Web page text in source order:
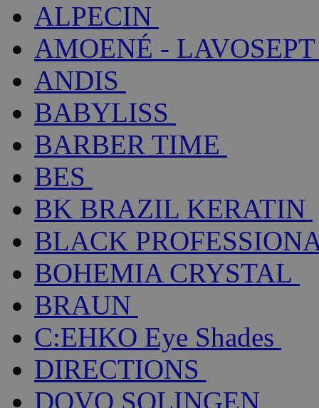
ALPECIN
AMOENÉ - LAVOSEPT
ANDIS
BABYLISS
BARBER TIME
BES
BK BRAZIL KERATIN
BLACK
BOHEMIA CRYSTAL
BRAUN
C:EHKO Eye Shades
DIRECTIONS
DOVO SOLINGEN